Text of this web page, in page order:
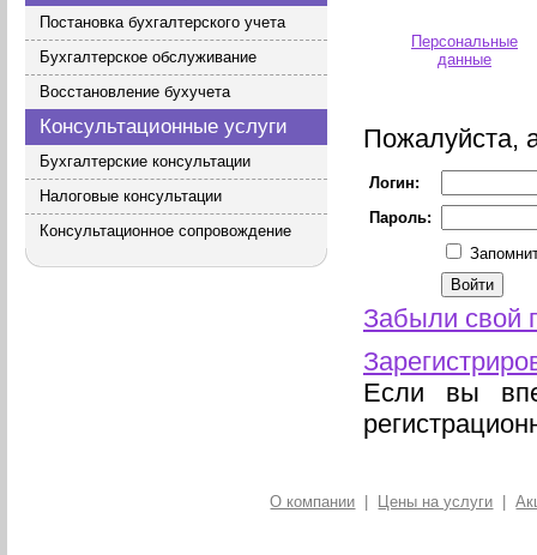
Постановка бухгалтерского учета
Бухгалтерское обслуживание
Восстановление бухучета
Консультационные услуги
Бухгалтерские консультации
Налоговые консультации
Консультационное сопровождение
Персональные
данные
Пожалуйста,
Логин:
Пароль:
Забыли свой
Если вы
О компании Цены на услуги